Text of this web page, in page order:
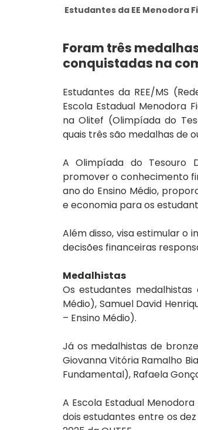
Estudantes da EE Menodora
Foram três
conquistadas na
Estudantes da REE/MS
Escola Estadual Menodora
na Olitef (Olimpíada do
quais três são medalhas de
A Olimpíada do Tesouro
promover o conhecimento
ano do Ensino Médio,
e economia para os
Além disso, visa estimular
decisões financeiras
Medalhistas
Os estudantes
Médio), Samuel David
– Ensino Médio).
Já os medalhistas de
Giovanna Vitória Ramalho
Fundamental), Rafaela
A Escola Estadual
dois estudantes entre os